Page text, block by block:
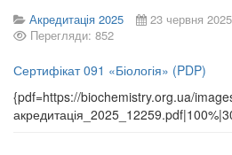
Акредитація 2025
23 червня 2025
Перегляди: 852
Сертифікат 091 «Біологія» (PDP)
{pdf=https://biochemistry.org.ua/